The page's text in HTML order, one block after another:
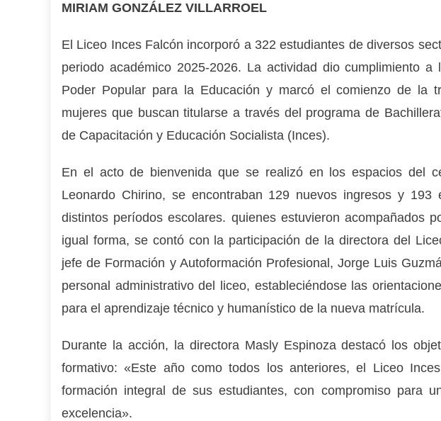
MIRIAM GONZÁLEZ VILLARROEL
El Liceo Inces Falcón incorporó a 322 estudiantes de diversos
periodo académico 2025-2026. La actividad dio cumplimiento a
Poder Popular para la Educación y marcó el comienzo de la
mujeres que buscan titularse a través del programa de
de Capacitación y Educación Socialista (Inces).
En el acto de bienvenida que se realizó en los espacios del
Leonardo Chirino, se encontraban 129 nuevos ingresos y 193
distintos períodos escolares. quienes estuvieron acompañados
igual forma, se contó con la participación de la directora del
jefe de Formación y Autoformación Profesional, Jorge Luis
personal administrativo del liceo, estableciéndose las
para el aprendizaje técnico y humanístico de la nueva matrícula.
Durante la acción, la directora Masly Espinoza destacó los
formativo: «Este año como todos los anteriores, el Liceo
formación integral de sus estudiantes, con compromiso para
excelencia».